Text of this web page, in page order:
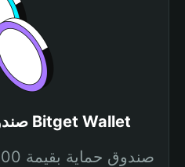
صندوق حماية محفظة Bitget Wallet